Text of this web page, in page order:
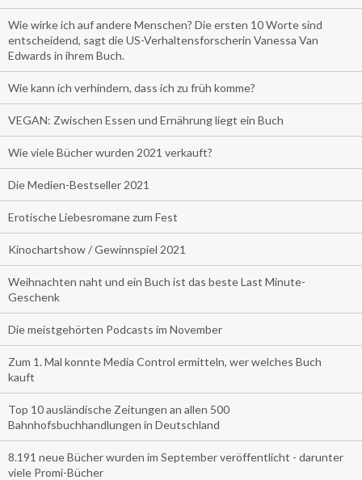
Wie wirke ich auf andere Menschen? Die ersten 10 Worte sind
entscheidend, sagt die US-Verhaltensforscherin Vanessa Van
Edwards in ihrem Buch.
Wie kann ich verhindern, dass ich zu früh komme?
VEGAN: Zwischen Essen und Ernährung liegt ein Buch
Wie viele Bücher wurden 2021 verkauft?
Die Medien-Bestseller 2021
Erotische Liebesromane zum Fest
Kinochartshow / Gewinnspiel 2021
Weihnachten naht und ein Buch ist das beste Last Minute-
Geschenk
Die meistgehörten Podcasts im November
Zum 1. Mal konnte Media Control ermitteln, wer welches Buch
kauft
Top 10 ausländische Zeitungen an allen 500
Bahnhofsbuchhandlungen in Deutschland
8.191 neue Bücher wurden im September veröffentlicht - darunter
viele Promi-Bücher